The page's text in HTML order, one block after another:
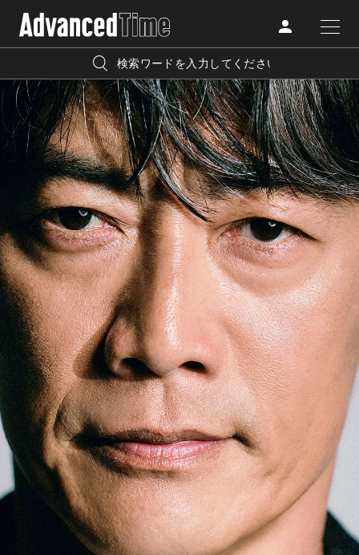
CATEGORY
FASHION
BEAUTY
TRAVEL
LIFESTYLE
FOLLOW US
AdvancedClub
『AdvancedTime』は、自由でしなやかに生きるハイエンド
な大人達におくる、スペシャルイシュー満載のメディア。
高感度なファッション、カルチャーに溺愛、未知の幅広い
教養を求め、今までの人生で積んだ経験、知見を余裕をも
って楽しみながら、進化するソーシャルに寄り添いたい。
何かに縛られていた時間から解き放たれつつある世代の
ライフスタイルを豊かに彩る『AdvancedTime』が発信する
情報をさらに充実し、より速やかに、活用できる
「AdvancedClub」会員組織を設けました。
「AdvancedClub」会員に登録すると、プレゼント応募情報
の一覧、プレミアムな会員限定イベント、ブランドのエクス
クルーシブアイテムの紹介など、特別なコンテンツ情報を
メールマガジンでお届け致します。更に『AdvancedTime』
のタブロイドマガジンのご案内もあり、送付手数料のみを
ご負担いただくことでお手元で『AdvancedTime』をお楽し
みいただけます。
人気の検索キーワード
宿泊 プレゼント
リゾート インテリア
美白 アイメイク